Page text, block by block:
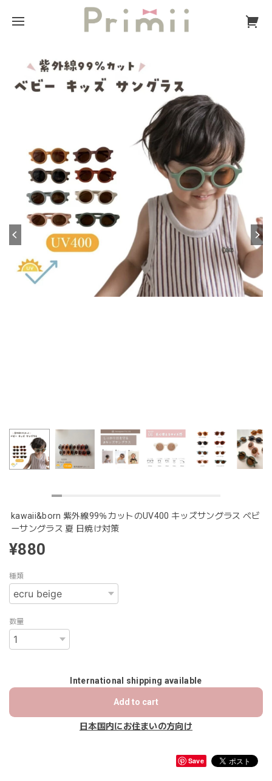
kawaii&born 紫外線99％カットのUV400 キッズサングラス ベビ
ーサングラス 夏 日焼け対策
¥880
種類
数量
International shipping available
Add to cart
日本国内にお住まいの方向け
Save